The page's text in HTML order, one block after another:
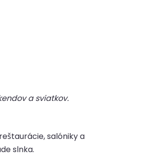
a sviatkov.
salóniky a
slnka.